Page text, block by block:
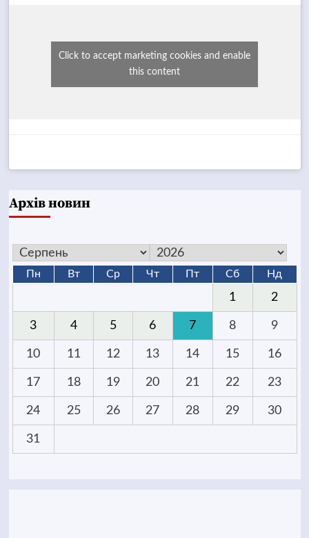
Click to accept marketing cookies and enable
this content
Архів новин
Пн Вт Ср Чт Пт Сб Нд
1 2
3 4 5 6 7 8 9
10 11 12 13 14 15 16
17 18 19 20 21 22 23
24 25 26 27 28 29 30
31